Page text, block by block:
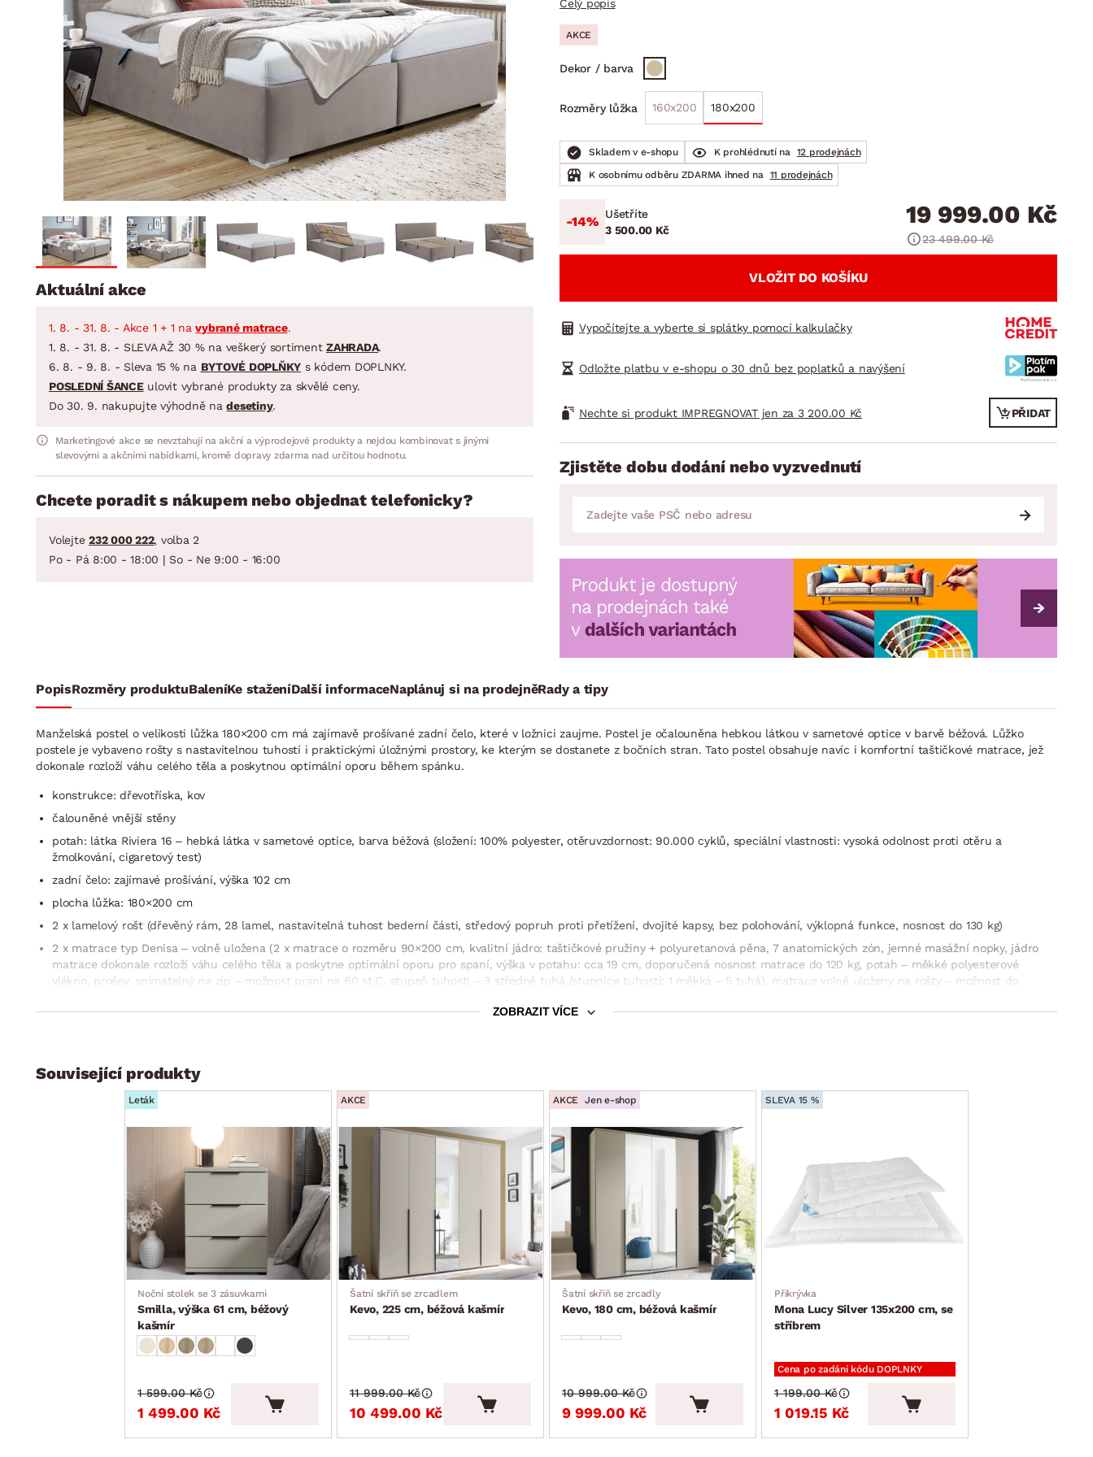
Dětský pokoj
Předsíň, šatna a chodba
Koupelna
Zahrada
Domácnost
BYTOVÝ TEXTIL
Přikrývky
Polštáře
Koberce
Závěsy a žaluzie
Zobrazit vše
STOLOVÁNÍ A VAŘENÍ
Jídelní servis
Příbory
Hrnce
DOMÁCÍ SPOTŘEBIČE
VELIKONOCE
Koupelnové sestavy
Jídelní sestavy
Zahradní sestavy
Celý popis
AKCE
Dekor / barva
Rozměry lůžka 160x200 180x200
Skladem v e-shopu K prohlédnutí na 12 prodejnách
K osobnímu odběru ZDARMA ihned na 11 prodejnách
-14% Ušetříte
3 500.00 Kč
19 999.00 Kč
23 499.00 Kč
VLOŽIT DO KOŠÍKU
Vypočítejte a vyberte si splátky pomocí kalkulačky
Odložte platbu v e-shopu o 30 dnů bez poplatků a navýšení
Nechte si produkt IMPREGNOVAT jen za 3 200.00 Kč PŘIDAT
Zjistěte dobu dodání nebo vyzvednutí
Aktuální akce
1. 8. - 31. 8. - Akce 1 + 1 navybrané matrace.
1. 8. - 31. 8. - SLEVA AŽ 30 % na veškerý sortiment ZAHRADA.
6. 8. - 9. 8. - Sleva 15 % na BYTOVÉ DOPLŇKY s kódem DOPLNKY.
POSLEDNÍ ŠANCEulovit vybrané produkty za skvělé ceny.
Do 30. 9. nakupujte výhodně nadesetiny.
Marketingové akce se nevztahují na akční a výprodejové produkty a nejdou kombinovat s jinými
slevovými a akčními nabídkami, kromě dopravy zdarma nad určitou hodnotu.
Chcete poradit s nákupem nebo objednat telefonicky?
Volejte 232 000 222, volba 2
Po - Pá 8:00 - 18:00 | So - Ne 9:00 - 16:00
PopisRozměry produktuBaleníKe staženíDalší informaceNaplánuj si na prodejněRady a tipy
Manželská postel o velikosti lůžka 180×200 cm má zajímavě prošívané zadní čelo, které v ložnici zaujme. Postel je očalouněna hebkou látkou v sametové optice v barvě béžová. Lůžko
postele je vybaveno rošty s nastavitelnou tuhostí i praktickými úložnými prostory, ke kterým se dostanete z bočních stran. Tato postel obsahuje navíc i komfortní taštičkové matrace, jež
dokonale rozloží váhu celého těla a poskytnou optimální oporu během spánku.
konstrukce: dřevotříska, kov
čalouněné vnější stěny
potah: látka Riviera 16 – hebká látka v sametové optice, barva béžová (složení: 100% polyester, otěruvzdornost: 90.000 cyklů, speciální vlastnosti: vysoká odolnost proti otěru a
žmolkování, cigaretový test)
zadní čelo: zajímavé prošívání, výška 102 cm
plocha lůžka: 180×200 cm
2 x lamelový rošt (dřevěný rám, 28 lamel, nastavitelná tuhost bederní části, středový popruh proti přetížení, dvojité kapsy, bez polohování, výklopná funkce, nosnost do 130 kg)
2 x matrace typ Denisa – volně uložena (2 x matrace o rozměru 90×200 cm, kvalitní jádro: taštičkové pružiny + polyuretanová pěna, 7 anatomických zón, jemné masážní nopky, jádro
matrace dokonale rozloží váhu celého těla a poskytne optimální oporu pro spaní, výška v potahu: cca 19 cm, doporučená nosnost matrace do 120 kg, potah – měkké polyesterové
vlákno, prošev, snímatelný na zip – možnost praní na 60 st.C, stupeň tuhosti – 3 středně tuhá (stupnice tuhosti: 1 měkká – 5 tuhá), matrace volně uloženy na rošty – možnost do
výška lůžka: cca 54 cm
2 x úložný prostor (levá/pravá úložná část, kovový otevírací mechanismus, kovové pružiny, přístup z boční strany postele)
přední nohy: profil L, plast, chromový lesk/zadní nohy: kluzáky
bez vyobrazené deky, polštářů a lůžkovin
dodáváno v částečném demontu
ZOBRAZIT VÍCE
Související produkty
Leták
Noční stolek se 3 zásuvkami
Smilla, výška 61 cm, béžový
kašmír
1 499.00 Kč
1 599.00 Kč
AKCE
Šatní skříň se zrcadlem
Kevo, 225 cm, béžová kašmír
10 499.00 Kč
11 999.00 Kč
AKCE Jen e-shop
Šatní skříň se zrcadly
Kevo, 180 cm, béžová kašmír
9 999.00 Kč
10 999.00 Kč
SLEVA 15 %
Přikrývka
Mona Lucy Silver 135x200 cm, se
stříbrem
Cena po zadání kódu DOPLNKY
1 019.15 Kč
1 199.00 Kč